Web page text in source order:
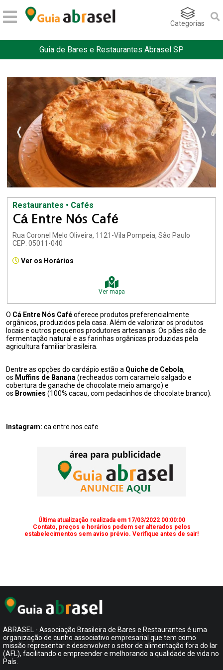
Categorias
Guia de Bares e Restaurantes Abrasel SP
Restaurantes • Cafés
Cá Entre Nós Café
Rua Coronel Melo Oliveira, 1121-Vila Pompeia, São Paulo
CEP: 05011-040
Ver os Horários
Ver mapa
O Cá Entre Nós Caféoferece produtos preferencialmente
orgânicos, produzidos pela casa. Além de valorizar os produtos
locais e outros pequenos produtores artesanais. Os pães são de
fermentação natural e as farinhas orgânicas produzidas pela
agricultura familiar brasileira.
Dentre as opções do cardápio estão a Quiche de Cebola,
os Muffins de Banana (recheados com caramelo salgado e
cobertura de ganache de chocolate meio amargo) e
os Brownies (100% cacau, com pedacinhos de chocolate branco).
Instagram: ca.entre.nos.cafe
Última atualização realizada em 17/03/2022 00:00:00
Contato, preços e horários podem ser alterados pelos
estabelecimentos sem aviso prévio. Verifique antes de sair!
ABRASEL - Associação Brasileira de Bares e Restaurantes é uma
organização de cunho associativo empresarial que tem como
missão representar e desenvolver o setor de alimentação fora do lar
(AFL), facilitando o empreender e melhorando a qualidade de vida no
País.